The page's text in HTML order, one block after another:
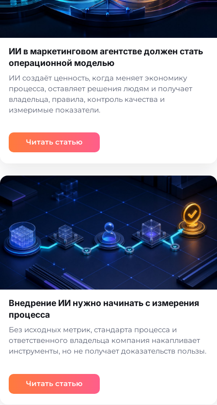
ИИ в маркетинговом агентстве должен стать
операционной моделью
ИИ создаёт ценность, когда меняет экономику
процесса, оставляет решения людям и получает
владельца, правила, контроль качества и
измеримые показатели.
Читать статью
Внедрение ИИ нужно начинать с измерения
процесса
Без исходных метрик, стандарта процесса и
ответственного владельца компания накапливает
инструменты, но не получает доказательств пользы.
Читать статью